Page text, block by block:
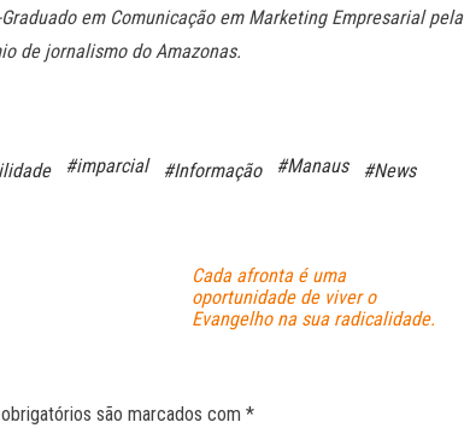
em Comunicação em Marketing Empresarial pela
de jornalismo do Amazonas.
#imparcial #Informação #Manaus
#News
Cada afronta é uma
oportunidade de viver o
Evangelho na sua radicalidade.
são marcados com *